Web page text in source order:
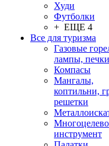
Худи
Футболки
+ ЕЩЕ 4
Все для туризма
Газовые
лампы, печки
Компасы
Мангалы,
коптильни,
решетки
инструмент